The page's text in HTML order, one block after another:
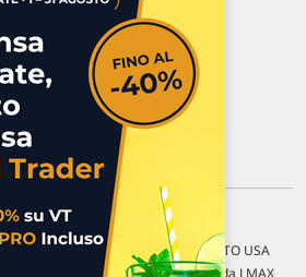
e segnalazioni
Contattaci
Italia s.r.l.
di borsa differite di 15 min. / MERCATO USA
/ FOREX Quotazioni fornite da LMAX